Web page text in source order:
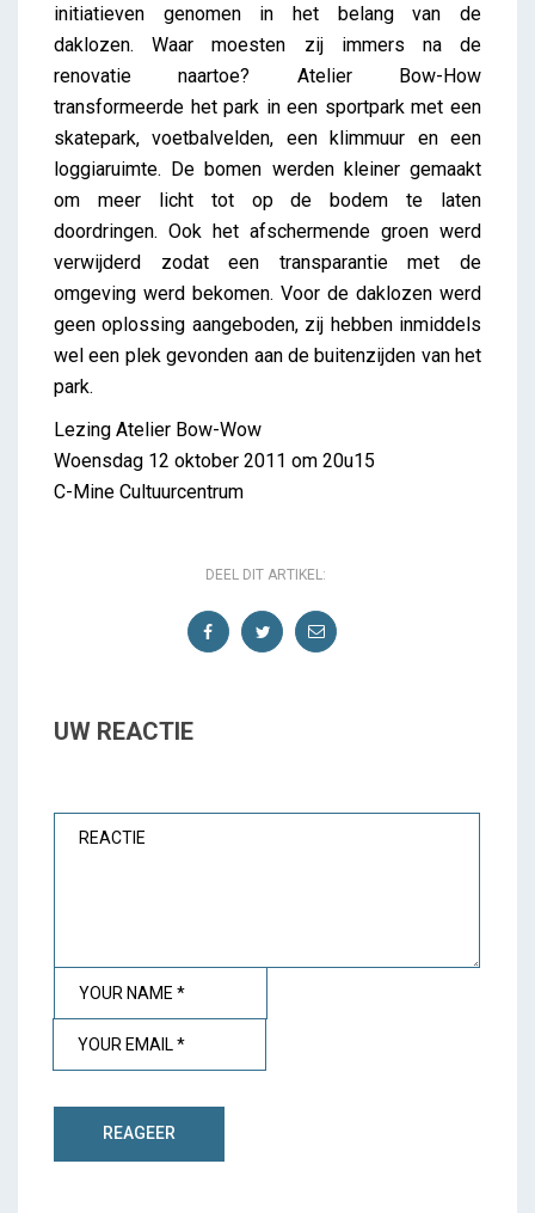
initiatieven genomen in het belang van de
daklozen. Waar moesten zij immers na de
renovatie naartoe? Atelier Bow-How
transformeerde het park in een sportpark met een
skatepark, voetbalvelden, een klimmuur en een
loggiaruimte. De bomen werden kleiner gemaakt
om meer licht tot op de bodem te laten
doordringen. Ook het afschermende groen werd
verwijderd zodat een transparantie met de
omgeving werd bekomen. Voor de daklozen werd
geen oplossing aangeboden, zij hebben inmiddels
wel een plek gevonden aan de buitenzijden van het
park.
Lezing Atelier Bow-Wow
Woensdag 12 oktober 2011 om 20u15
C-Mine Cultuurcentrum
DEEL DIT ARTIKEL:
UW REACTIE